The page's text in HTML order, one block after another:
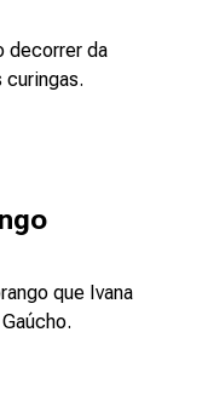
decorrer da
que Ivana